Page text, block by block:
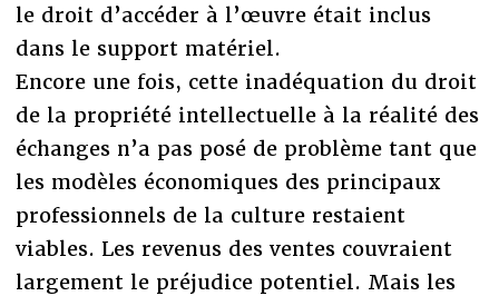
le droit d’accéder à l’œuvre était inclus
dans le support matériel.
Encore une fois, cette inadéquation du droit
de la propriété intellectuelle à la réalité des
échanges n’a pas posé de problème tant que
les modèles économiques des principaux
professionnels de la culture restaient
viables. Les revenus des ventes couvraient
largement le préjudice potentiel. Mais les